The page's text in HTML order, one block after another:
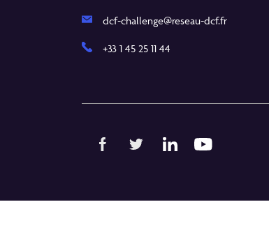
dcf-challenge@reseau-dcf.fr
+33 1 45 25 11 44